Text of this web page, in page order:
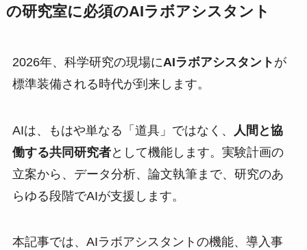
の研究室に必須のAIラボアシスタント
2026年、科学研究の現場にAIラボアシスタント が
標準装備される時代が到来します。
AIは、もはや単なる「道具」ではなく、
人間と協
働する共同研究者として機能します。実験計画の
立案から、データ分析、論文執筆まで、研究のあ
らゆる段階でAIが支援します。
本記事では、AIラボアシスタントの機能、導入事